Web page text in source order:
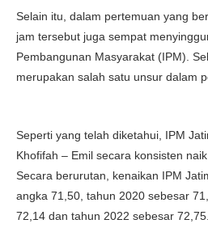
Selain itu, dalam pertemuan yang
jam tersebut juga sempat
Pembangunan Masyarakat (IPM).
merupakan salah satu unsur dalam
Seperti yang telah diketahui, IPM
Khofifah – Emil secara konsisten
Secara berurutan, kenaikan IPM
angka 71,50, tahun 2020 sebesar
72,14 dan tahun 2022 sebesar